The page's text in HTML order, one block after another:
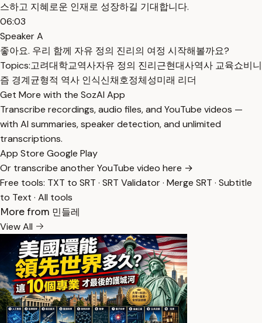
스하고 지혜로운 인재로 성장하길 기대합니다.
06:03
Speaker A
좋아요. 우리 함께 자유 정의 진리의 여정 시작해볼까요?
Topics:고려대학교역사자유 정의 진리근현대사역사 교육쇼비니
즘 경계균형적 역사 인식신채호정체성미래 리더
Get More with the SozAI App
Transcribe recordings, audio files, and YouTube videos —
with AI summaries, speaker detection, and unlimited
transcriptions.
App Store Google Play
Or transcribe another YouTube video here →
Free tools: TXT to SRT · SRT Validator· Merge SRT · Subtitle
to Text · All tools
More from 민들레
View All